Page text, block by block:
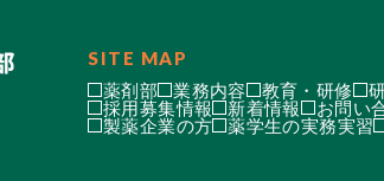
SITE MAP
薬剤部 業務内容 教育・研修
採用募集情報
新着情報 お問い
製薬企業の方
薬学生の実務実習